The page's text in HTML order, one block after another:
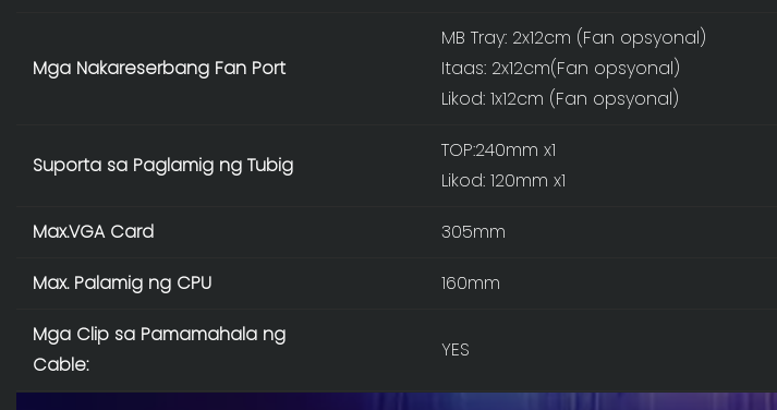
Mga Nakareserbang Fan Port
MB Tray: 2x12cm (Fan opsyonal)
Itaas: 2x12cm(Fan opsyonal)
Likod: 1x12cm (Fan opsyonal)
Suporta sa Paglamig ng Tubig
TOP:240mm x1
Likod: 120mm x1
Max.VGA Card 305mm
Max. Palamig ng CPU 160mm
Mga Clip sa Pamamahala ng
Cable:
YES